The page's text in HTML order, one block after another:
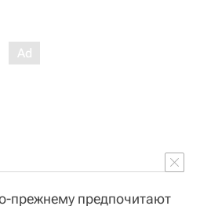
прежнему предпочитают